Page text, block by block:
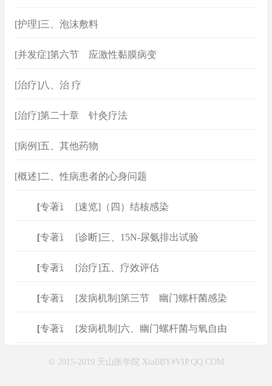
[护理]三、泡沫敷料
[并发症]第六节 应激性黏膜病变
[治疗]八、治 疗
[治疗]第二十章 针灸疗法
[病例]五、其他药物
[概述]二、性病患者的心身问题
专著速查 ]
[速览]（四）结核感染
专著速查 ]
[诊断]三、15N-尿氨排出试验
专著速查 ]
[治疗]五、疗效评估
专著速查 ][发病机制]第三节 幽门螺杆菌感染
专著速查 ][发病机制]六、幽门螺杆菌与氧自由
© 2015-2019 天山医学院 XiaBBY#VIP.QQ.COM